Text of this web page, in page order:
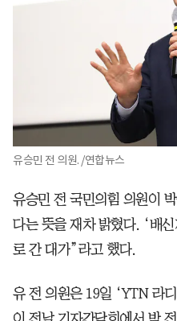
유승민 전 의원. /연합뉴스
유승민 전 국민의힘 의원이
다는 뜻을 재차 밝혔다. ‘배
로 간 대가”라고 했다.
유 전 의원은 19일 ‘YTN 라